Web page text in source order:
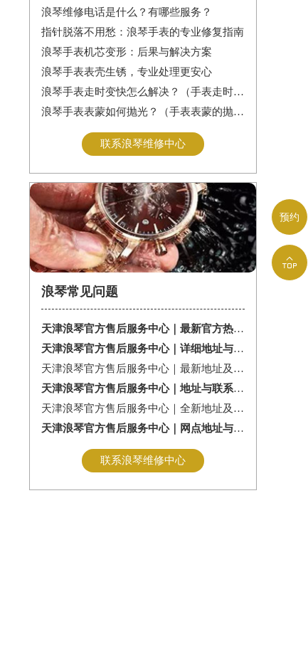
浪琴维修电话是什么？有哪些服务？
指针脱落不用愁：浪琴手表的专业修复指南
浪琴手表机芯变形：后果与解决方案
浪琴手表表壳生锈，专业处理更安心
浪琴手表走时变快怎么解决？（手表走时变快的解决方法）
浪琴手表表蒙如何抛光？（手表表蒙的抛光方法）
联系浪琴维修中心
浪琴常见问题
天津浪琴官方售后服务中心｜最新官方热线及维修地址权威信息通告（2026年7月最新）
天津浪琴官方售后服务中心｜详细地址与售后服务电话权威信息公告（2026年7月最新）
天津浪琴官方售后服务中心｜最新地址及官方售后热线权威信息公告（2026年7月最新）
天津浪琴官方售后服务中心｜地址与联系电话权威信息公告（2026年7月最新）
天津浪琴官方售后服务中心｜全新地址及服务热线权威信息公示（2026年7月最新）
天津浪琴官方售后服务中心｜网点地址与服务热线权威信息公示（2026年7月最新）
联系浪琴维修中心
预约
